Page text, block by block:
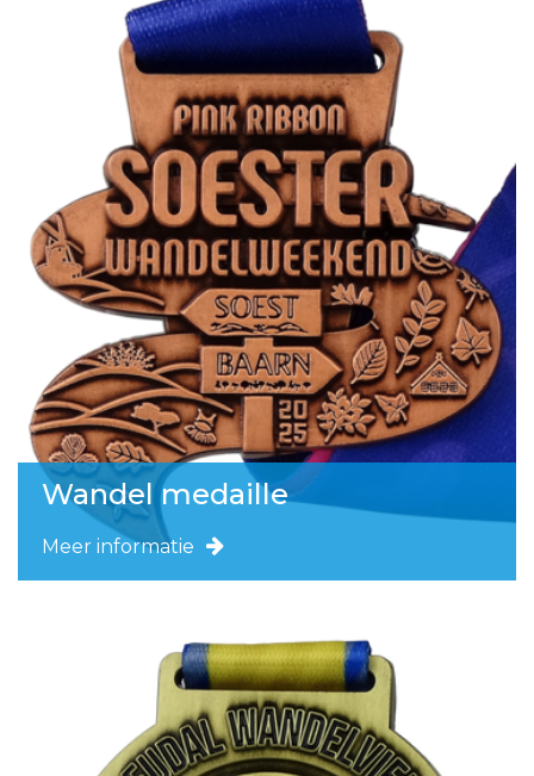
Wandel medaille
Meer informatie